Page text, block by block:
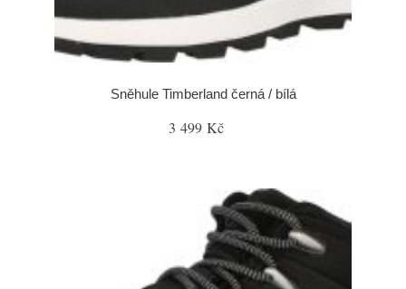
Sněhule Timberland černá / bílá
3 499 Kč